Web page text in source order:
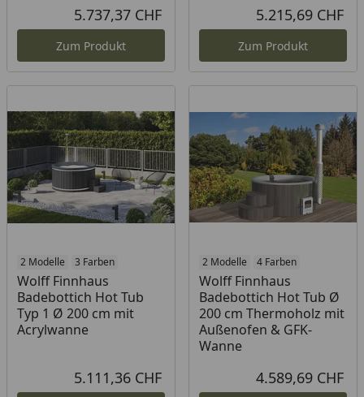
5.737,37 CHF
Zum Produkt
5.215,69 CHF
Zum Produkt
2 Modelle 3 Farben
Wolff Finnhaus
Badebottich Hot Tub
Typ 1 Ø 200 cm mit
Acrylwanne
5.111,36 CHF
2 Modelle 4 Farben
Wolff Finnhaus
Badebottich Hot Tub Ø
200 cm Thermoholz mit
Außenofen & GFK-
Wanne
4.589,69 CHF